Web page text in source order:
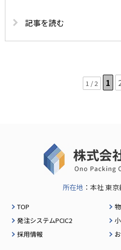
記事を読む
1 / 2 1
所在地 ：本社 東
TOP
発注システムPCIC2
採用情報